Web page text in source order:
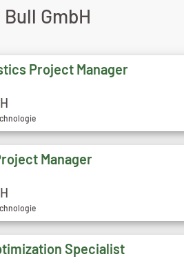
Bull GmbH
Project Manager
Manager
Specialist